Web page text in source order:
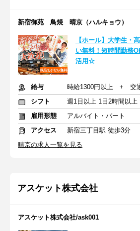
新宿御苑 鳥焼 晴京（ハルキョウ）
【ホール】大学生・
い無料！短時間勤務
活用☆
給与
時給1300円以上 + 交
シフト
雇用形態
アルバイト・パート
アクセス
新宿三丁目駅 徒歩3分
晴京の求人一覧を見る
アスケット株式会社
アスケット株式会社/ask001